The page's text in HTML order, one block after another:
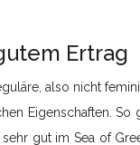
Ertrag
also nicht
Eigenschaften.
gut im Sea of